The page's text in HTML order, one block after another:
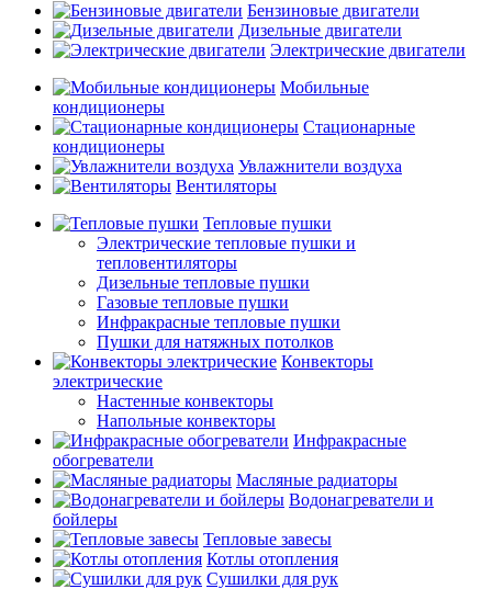
Бензиновые двигатели
Дизельные двигатели
Электрические двигатели
Мобильные
кондиционеры
Стационарные
кондиционеры
Увлажнители воздуха
Вентиляторы
Тепловые пушки
Электрические тепловые пушки и
тепловентиляторы
Дизельные тепловые пушки
Газовые тепловые пушки
Инфракрасные тепловые пушки
Пушки для натяжных потолков
Конвекторы
электрические
Настенные конвекторы
Напольные конвекторы
Инфракрасные
обогреватели
Масляные радиаторы
Водонагреватели и
бойлеры
Тепловые завесы
Котлы отопления
Сушилки для рук